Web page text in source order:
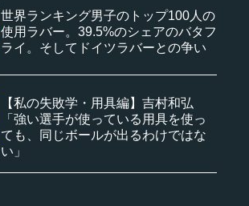
世界ランキング男子のトップ100人の
使用ラバー。39.5%のシェアのバタフ
ライ。そしてドイツラバーとの争い
【私の失敗学・用具編】吉村和弘
「強い選手が使っている用具を使っ
ても、同じボールが出るわけではな
い」